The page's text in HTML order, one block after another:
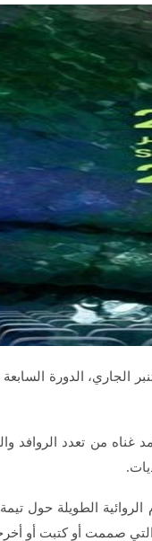
مدينة سلا، خلال الفترة
غناه من تعدد الروافد
الروائية الطويلة حول
التي صممت أو كتبت